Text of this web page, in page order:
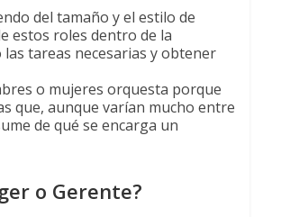
del tamaño y el estilo de
estos roles dentro de la
tareas necesarias y obtener
o mujeres orquesta porque
que, aunque varían mucho entre
de qué se encarga un
o Gerente?